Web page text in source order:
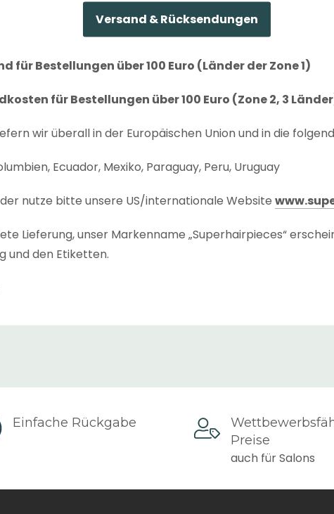
Versand & Rücksendungen
für Bestellungen über 100 Euro (Länder der Zone 1)
für Bestellungen über 100 Euro (Zone 2, 3
wir überall in der Europäischen Union und in die
Ecuador, Mexiko, Paraguay, Peru, Uruguay
nutze bitte unsere US/internationale Website
Lieferung, unser Markenname „Superhairpieces“
und den Etiketten.
(abhängig von der Länderzone und dem gewählten
Lieferzeiten sind in Werktagen angegeben
Einfache Rückgabe
Preise
auch für Salons